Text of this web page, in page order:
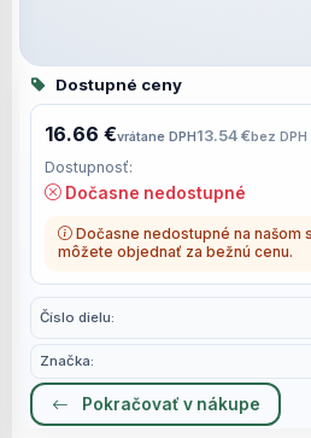
Číslo dielu:
Značka:
Dostupné ceny
16.66 €vrátane DPH13.54 €bez
Dostupnosť:
Dočasne nedostupné
Dočasne nedostupné na našom
môžete objednať za bežnú cenu.
Pokračovať v nákupe